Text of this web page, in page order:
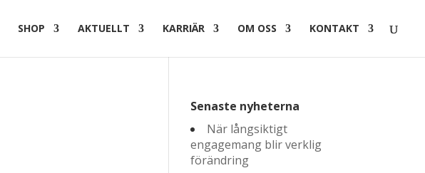
SHOP AKTUELLT KARRIÄR OM OSS KONTAKT
Senaste nyheterna
När långsiktigt
engagemang blir verklig
förändring